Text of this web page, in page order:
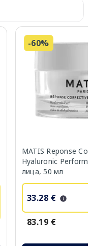
-60%
MATIS Reponse
Hyaluronic
лица, 50 мл
33.28 €
83.19 €